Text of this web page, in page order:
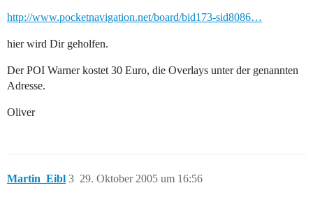
http://www.pocketnavigation.net/board/bid173-sid8086…
hier wird Dir geholfen.
Der POI Warner kostet 30 Euro, die Overlays unter der genannten
Adresse.
Oliver
Martin_Eibl 29. Oktober 2005 um 16:56
3